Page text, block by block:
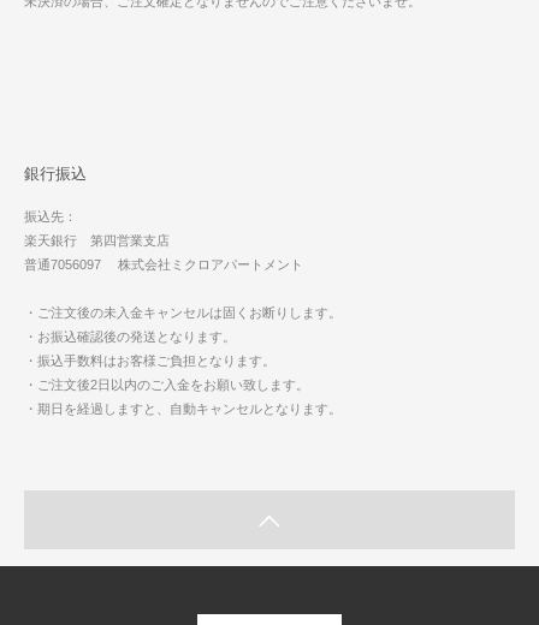
銀行振込
振込先：
楽天銀行 第四営業支店
普通7056097 株式会社ミクロアパートメント
・ご注文後の未入金キャンセルは固くお断りします。
・お振込確認後の発送となります。
・振込手数料はお客様ご負担となります。
・ご注文後2日以内のご入金をお願い致します。
・期日を経過しますと、自動キャンセルとなります。